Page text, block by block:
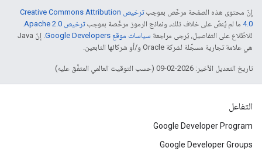
إنّ محتوى هذه الصفحة مرخّص بموجب
ترخيص Creative Commons Attribution
4.0‏ ما لم يُنصّ على خلاف ذلك، ونماذج الرموز مرخّصة بموجبترخيص Apache 2.0‏
للاطّلاع على التفاصيل، يُرجى مراجعة سياسات موقع Google Developers‏
. إنّ Java
هي علامة تجارية مسجَّلة لشركة Oracle و/أو شركائها التابعين.
تاريخ التعديل الأخير: 2026-02-09 (حسب التوقيت العالمي المتفَّق عليه)
التفاعل
Google Developer Program
Google Developer Groups